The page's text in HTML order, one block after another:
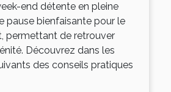
end détente en pleine
pause bienfaisante pour le
permettant de retrouver
Découvrez dans les
des conseils pratiques